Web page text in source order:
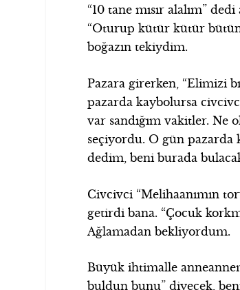
“10 tane mısır alalım”
“Oturup kütür kütür bütün
boğazın tekiydim.
Pazara girerken, “Elimizi
pazarda kaybolursa
var sandığım vakitler. Ne
seçiyordu. O gün pazarda
dedim, beni burada
Civcivci “Melihaanımın
getirdi bana. “Çocuk
Ağlamadan bekliyordum.
Büyük ihtimalle
buldun bunu” diyecek,